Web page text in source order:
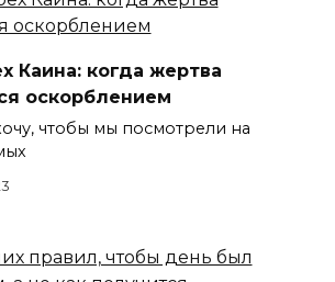
Каина: когда жертва
оскорблением
чтобы мы посмотрели на